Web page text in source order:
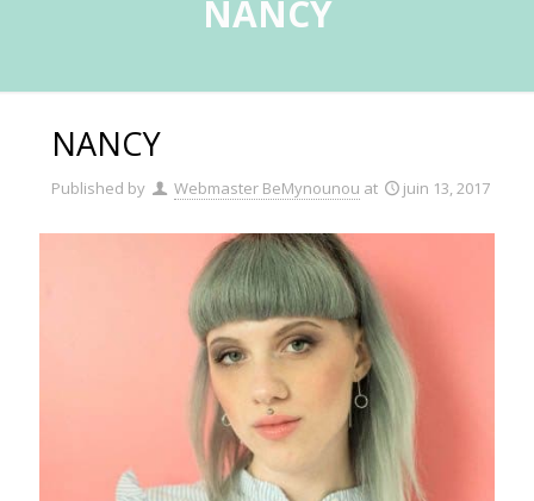
NANCY
NANCY
Published by Webmaster BeMynounou at juin 13, 2017